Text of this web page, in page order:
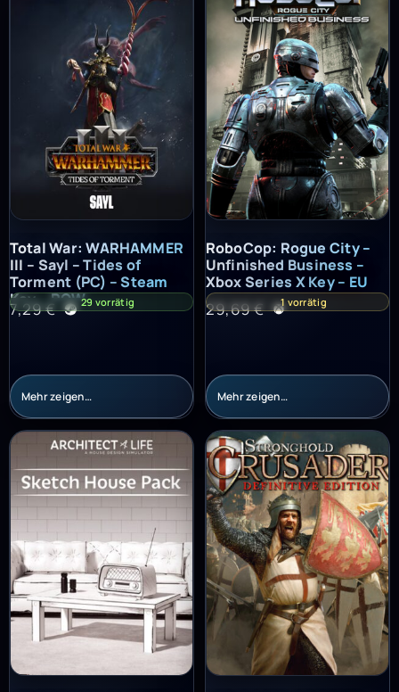
Total War: WARHAMMER III – Sayl – Tides of Torment (PC) –
Total War: WARHAMMER
III – Sayl – Tides of
Torment (PC) – Steam
Key – ROW
7,29€ 29 vorrätig
Mehr zeigen…
RoboCop: Rogue City –
RoboCop: Rogue City –
Unfinished Business –
Xbox Series X Key – EU
29,69€ 1 vorrätig
Mehr zeigen…